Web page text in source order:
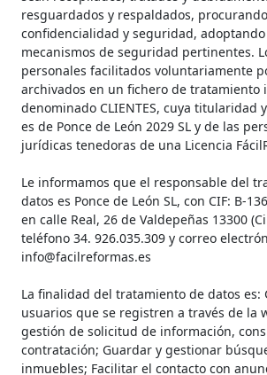
resguardados y respaldados,
confidencialidad y seguridad,
mecanismos de seguridad pertinentes.
personales facilitados voluntariamente
archivados en un fichero de tratamiento
denominado CLIENTES, cuya titularidad
es de Ponce de León 2029 SL y de las
jurídicas tenedoras de una Licencia
Le informamos que el responsable del
datos es Ponce de León SL, con CIF: B-
en calle Real, 26 de Valdepeñas 13300
teléfono 34. ‎926.035.309 y correo
info@facilreformas.es
La finalidad del tratamiento de datos es:
usuarios que se registren a través de la
gestión de solicitud de información,
contratación; Guardar y gestionar
inmuebles; Facilitar el contacto con